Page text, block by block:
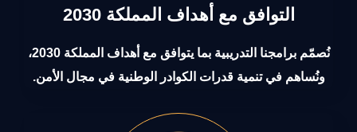
التوافق مع أهداف المملكة 2030
نُصمّم برامجنا التدريبية بما يتوافق مع أهداف المملكة 2030،
ونُساهم في تنمية قدرات الكوادر الوطنية في مجال الأمن.